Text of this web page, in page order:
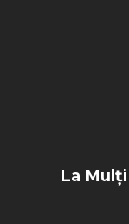
La